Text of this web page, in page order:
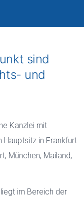
sind
und
Kanzlei mit
Hauptsitz in Frankfurt
München, Mailand,
im Bereich der